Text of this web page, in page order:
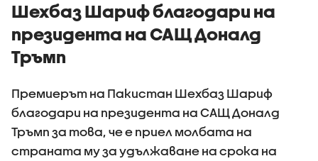
Шехбаз Шариф благодари на
президента на САЩ Доналд
Тръмп
Премиерът на Пакистан Шехбаз Шариф
благодари на президента на САЩ Доналд
Тръмп за това, че е приел молбата на
страната му за удължаване на срока на